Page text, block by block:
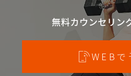
無料カウンセリン
WEBで